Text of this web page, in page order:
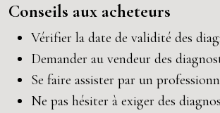
Conseils aux acheteurs
Vérifier la date de validité des
Demander au vendeur des
Se faire assister par un
Ne pas hésiter à exiger des